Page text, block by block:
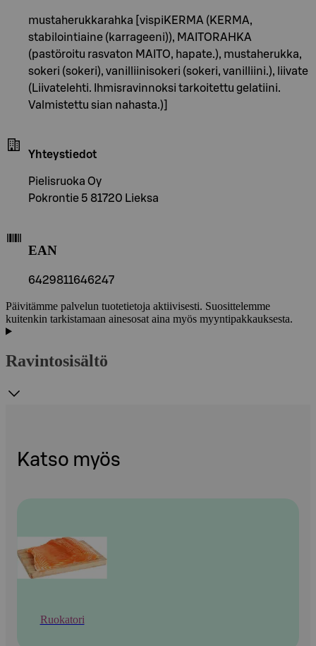
mustaherukkarahka [vispiKERMA (KERMA,
stabilointiaine (karrageeni)), MAITORAHKA
(pastöroitu rasvaton MAITO, hapate.), mustaherukka,
sokeri (sokeri), vanilliinisokeri (sokeri, vanilliini.), liivate
(Liivatelehti. Ihmisravinnoksi tarkoitettu gelatiini.
Valmistettu sian nahasta.)]
Yhteystiedot
Pielisruoka Oy
Pokrontie 5 81720 Lieksa
EAN
6429811646247
Päivitämme palvelun tuotetietoja aktiivisesti. Suosittelemme
kuitenkin tarkistamaan ainesosat aina myös myyntipakkauksesta.
Ravintosisältö
Katso myös
Ruokatori